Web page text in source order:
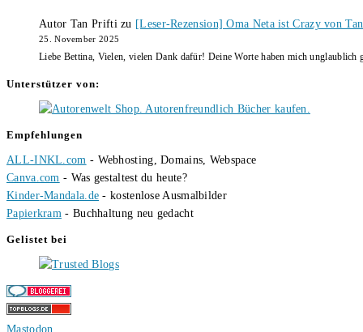
Autor Tan Prifti zu [Leser-Rezension] Oma Neta ist Crazy von
25. November 2025
Liebe Bettina, Vielen, vielen Dank dafür! Deine Worte haben mich unglaublich
Unterstützer von:
Empfehlungen
ALL-INKL.com - Webhosting, Domains, Webspace
Canva.com - Was gestaltest du heute?
Kinder-Mandala.de - kostenlose Ausmalbilder
Papierkram - Buchhaltung neu gedacht
Gelistet bei
Mastodon